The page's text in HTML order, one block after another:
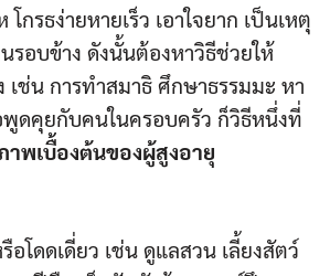
โกรธง่ายหายเร็ว เอาใจยาก เป็นเหตุ
รอบข้าง ดังนั้นต้องหาวิธีช่วยให้
เช่น การทำสมาธิ ศึกษาธรรมมะ หา
พูดคุยกับคนในครอบครัว ก็วิธีหนึ่งที่
าพเบื้องต้นของผู้สูงอายุ
อโดดเดี่ยว เช่น ดูแลสวน เลี้ยงสัตว์